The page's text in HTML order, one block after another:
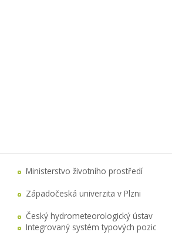
Ministerstvo životního prostředí
Západočeská univerzita v Plzni
Český hydrometeorologický ústav
Integrovaný systém typových pozic